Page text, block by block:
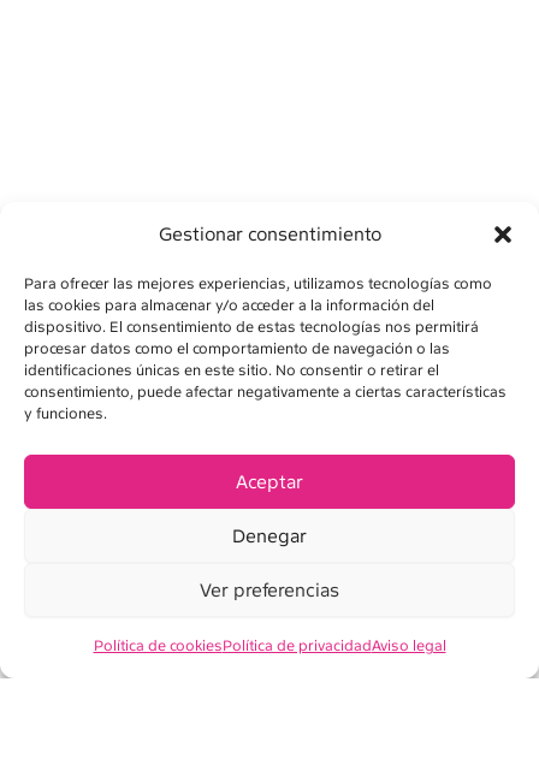
Gestionar consentimiento
Para ofrecer las mejores experiencias, utilizamos tecnologías como
las cookies para almacenar y/o acceder a la información del
dispositivo. El consentimiento de estas tecnologías nos permitirá
procesar datos como el comportamiento de navegación o las
identificaciones únicas en este sitio. No consentir o retirar el
consentimiento, puede afectar negativamente a ciertas características
y funciones.
Aceptar
Denegar
Ver preferencias
Política de cookiesPolítica de privacidadAviso legal
AVÍS LEGAL
POLÍTICA DE PRIVADESA
CONDICIONS DE VENDA